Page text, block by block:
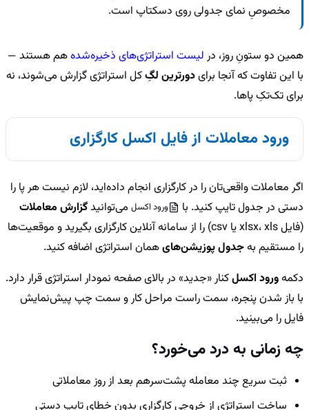
مخصوصِ نمای جدولی روی دسکتاپ است.
همین دو ستونِ روز، در لیست استراتژی‌های ذخیره‌شدههم هستند —
با این تفاوت که آنجا برایدورترین لگِکل استراتژی گزارش می‌شوند، نه
برای تک‌تکِ پاها.
ورود معاملات از فایل اکسل کارگزاری
اگر معاملات واقعی‌تان را در کارگزاری انجام داده‌اید، لازم نیست هر پا را
دستی در جدول تایپ کنید. با
ورود اکسل می‌توانیدگزارش معاملات
(فایل xlsx، xls یا csv) را از سامانه آنلاین کارگزاری بگیرید و موقعیت‌ها
را مستقیم بهجدول پوزیشن‌هایهمان استراتژی اضافه کنید.
دکمهورود اکسلکنار «جدید» در بالای صفحه نمودار استراتژی قرار دارد.
با باز شدن پنجره، سمت راست مراحل کار و سمت چپ پیش‌نمایش
فایل را می‌بینید.
چه زمانی به درد می‌خورد؟
ثبت سریع چند معامله پشت‌سرهم بعد از روز معاملاتی
ساخت استراتژی از خروجی کارگزاری بدون خطای تایپ دستی